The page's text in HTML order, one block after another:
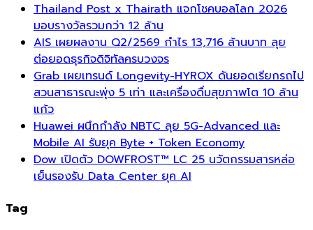
Thailand Post x Thairath แจกโชคบอลโลก 2026
มอบรางวัลรวมกว่า 12 ล้าน
AIS เผยผลงาน Q2/2569 กำไร 13,716 ล้านบาท ลุย
ต่อยอดธุรกิจดิจิทัลครบวงจร
Grab เผยเทรนด์ Longevity-HYROX ดันยอดเรียกรถไป
สวนสาธารณะพุ่ง 5 เท่า และเครื่องดื่มสุขภาพโต 10 ล้าน
แก้ว
Huawei ผนึกกำลัง NBTC ลุย 5G-Advanced และ
Mobile AI รับยุค Byte + Token Economy
Dow เปิดตัว DOWFROST™ LC 25 นวัตกรรมสารหล่อ
เย็นรองรับ Data Center ยุค AI
Tag